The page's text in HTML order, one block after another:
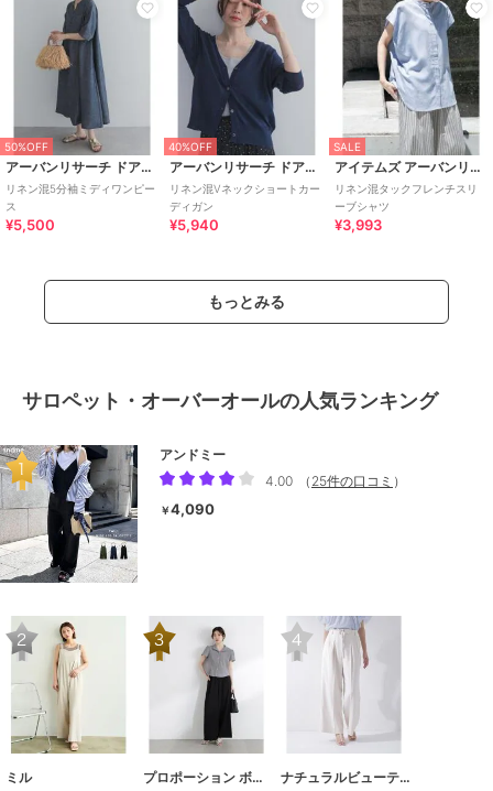
50%OFF
アーバンリサーチ ドアーズ
リネン混5分袖ミディワンピー
ス
¥5,500
40%OFF
アーバンリサーチ ドアーズ
リネン混Vネックショートカー
ディガン
¥5,940
SALE
アイテムズ アーバンリサーチ
リネン混タックフレンチスリ
ーブシャツ
¥3,993
もっとみる
サロペット・オーバーオールの人気ランキング
アンドミー
4.00
（ 25件の口コミ ）
￥4,090
ミル プロポーション ボディドレッシング ナチュラルビューティーベーシック